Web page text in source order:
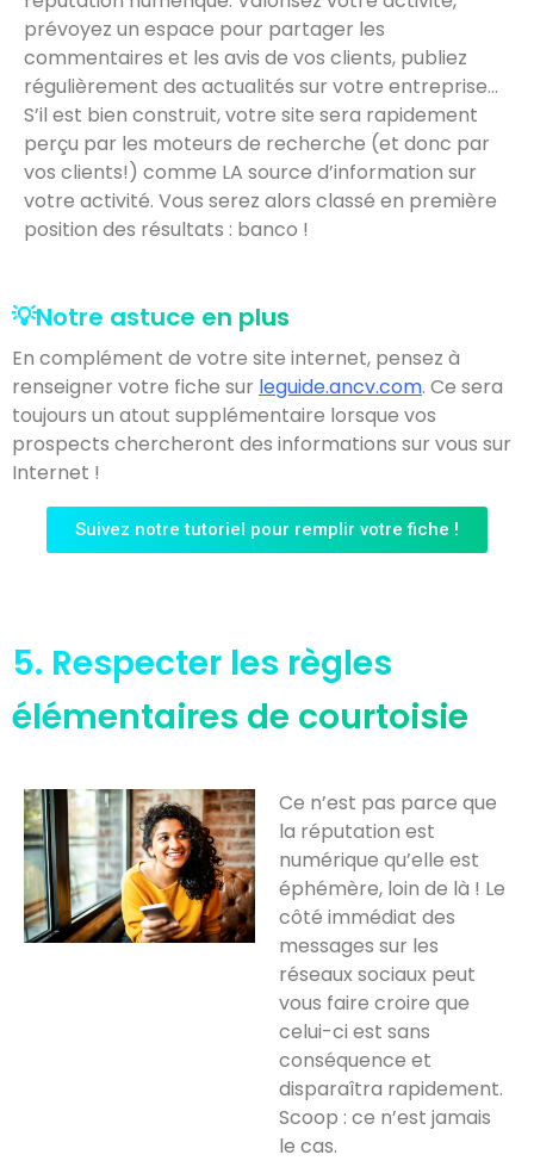
prévoyez un espace pour partager les
commentaires et les avis de vos clients, publiez
régulièrement des actualités sur votre entreprise…
S’il est bien construit, votre site sera rapidement
perçu par les moteurs de recherche (et donc par
vos clients!) comme LA source d’information sur
votre activité. Vous serez alors classé en première
position des résultats : banco !
💡Notre astuce en plus
En complément de votre site internet, pensez à
renseigner votre fiche sur leguide.ancv.com. Ce sera
toujours un atout supplémentaire lorsque vos
prospects chercheront des informations sur vous sur
Internet !
Suivez notre tutoriel pour remplir votre fiche !
5. Respecter les règles
élémentaires de courtoisie
Ce n’est pas parce que
la réputation est
numérique qu’elle est
éphémère, loin de là ! Le
côté immédiat des
messages sur les
réseaux sociaux peut
vous faire croire que
celui-ci est sans
conséquence et
disparaîtra rapidement.
Scoop : ce n’est jamais
le cas.